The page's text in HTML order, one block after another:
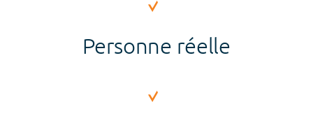
Personne réelle